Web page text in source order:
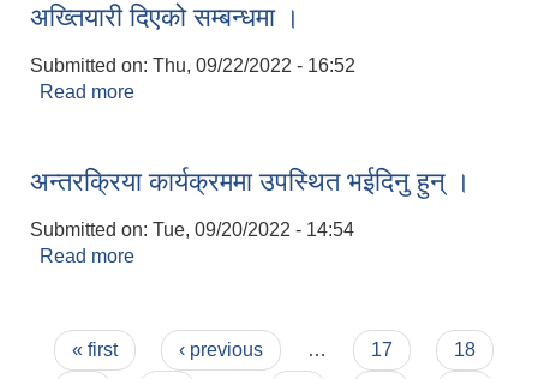
अख्तियारी दिएको सम्बन्धमा ।
Submitted on: Thu, 09/22/2022 - 16:52
Read more
अन्तरक्रिया कार्यक्रममा उपस्थित भईदिनु हुन् ।
Submitted on: Tue, 09/20/2022 - 14:54
Read more
Pages
« first ‹ previous … 17
18